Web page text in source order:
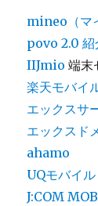
mineo（マ
povo 2.0 紹
IIJmio 端末
楽天モバイ
エックスサ
エックスド
ahamo
UQモバイル
J:COM